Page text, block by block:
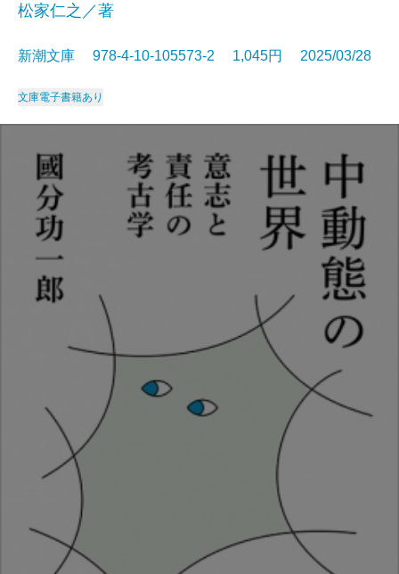
松家仁之／著
新潮文庫 978-4-10-105573-2 1,045円 2025/03/28
文庫電子書籍あり